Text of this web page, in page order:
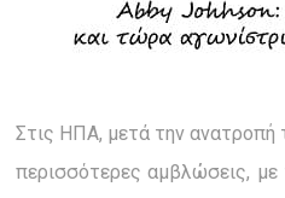
Στις ΗΠΑ, μετά την ανατροπή
περισσότερες αμβλώσεις, με